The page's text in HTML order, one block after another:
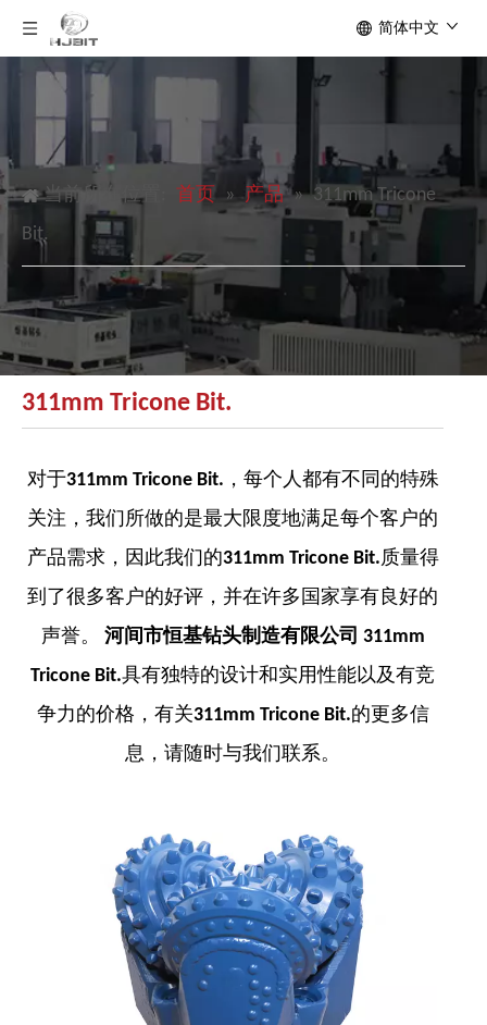
简体中文
当前所在位置: 首页 » 产品 » 311mm Tricone
Bit.
311mm Tricone Bit.
对于311mm Tricone Bit. ，每个人都有不同的特殊
关注，我们所做的是最大限度地满足每个客户的
产品需求，因此我们的311mm Tricone Bit.质量得
到了很多客户的好评，并在许多国家享有良好的
声誉。 河间市恒基钻头制造有限公司 311mm
Tricone Bit.具有独特的设计和实用性能以及有竞
争力的价格，有关311mm Tricone Bit.的更多信
息，请随时与我们联系。